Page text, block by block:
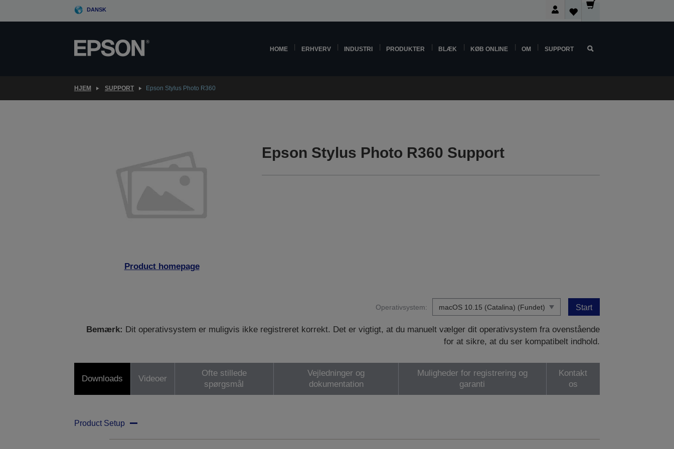
DANSK
HOME ERHVERV INDUSTRI PRODUKTER BLÆK KØB ONLINE OM SUPPORT
HJEM SUPPORT Epson Stylus Photo R360
Product homepage
Epson Stylus Photo R360 Support
Operativsystem: Start
Bemærk: Dit operativsystem er muligvis ikke registreret korrekt. Det er vigtigt, at du manuelt vælger dit operativsystem fra ovenstående
for at sikre, at du ser kompatibelt indhold.
Downloads Videoer
Ofte stillede
spørgsmål
Vejledninger og
dokumentation
Muligheder for registrering og
garanti
Kontakt
os
Product Setup